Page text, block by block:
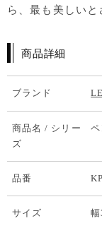
ら、最も美しいと
商品詳細
ブランド
商品名 / シリー
ズ
品番
サイズ